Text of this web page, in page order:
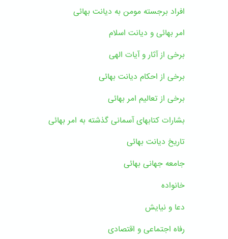
افراد برجسته مومن به دیانت بهائی
امر بهائی و دیانت اسلام
برخی از آثار و آیات الهی
برخی از احکام دیانت بهائی
برخی از تعالیم امر بهائی
بشارات کتابهای آسمانی گذشته به امر بهائی
تاریخ دیانت بهائی
جامعه جهانی بهائی
خانواده
دعا و نیایش
رفاه اجتماعی و اقتصادی